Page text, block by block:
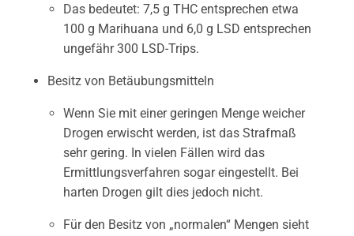
Das bedeutet: 7,5 g THC entsprechen etwa
100 g Marihuana und 6,0 g LSD entsprechen
ungefähr 300 LSD-Trips.
Besitz von Betäubungsmitteln
Wenn Sie mit einer geringen Menge weicher
Drogen erwischt werden, ist das Strafmaß
sehr gering. In vielen Fällen wird das
Ermittlungsverfahren sogar eingestellt. Bei
harten Drogen gilt dies jedoch nicht.
Für den Besitz von „normalen“ Mengen sieht